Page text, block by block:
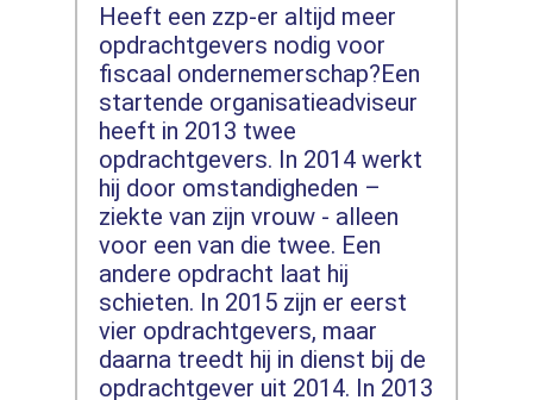
Heeft een zzp-er altijd meer
opdrachtgevers nodig voor
fiscaal ondernemerschap?Een
startende organisatieadviseur
heeft in 2013 twee
opdrachtgevers. In 2014 werkt
hij door omstandigheden –
ziekte van zijn vrouw - alleen
voor een van die twee. Een
andere opdracht laat hij
schieten. In 2015 zijn er eerst
vier opdrachtgevers, maar
daarna treedt hij in dienst bij de
opdrachtgever uit 2014. In 2013